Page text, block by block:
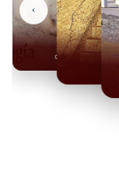
Olmecas
‹